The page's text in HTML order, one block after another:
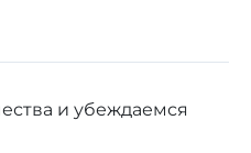
и убеждаемся